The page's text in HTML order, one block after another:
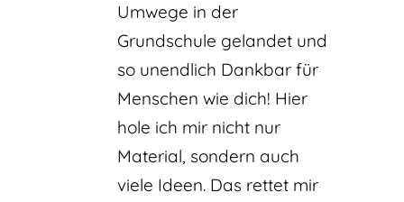
Umwege in der
Grundschule gelandet und
so unendlich Dankbar für
Menschen wie dich! Hier
hole ich mir nicht nur
Material, sondern auch
viele Ideen. Das rettet mir